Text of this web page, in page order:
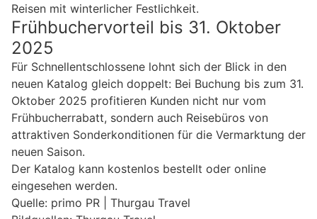
Reisen mit winterlicher Festlichkeit.
Frühbuchervorteil bis 31. Oktober
2025
Für Schnellentschlossene lohnt sich der Blick in den
neuen Katalog gleich doppelt: Bei Buchung bis zum 31.
Oktober 2025 profitieren Kunden nicht nur vom
Frühbucherrabatt, sondern auch Reisebüros von
attraktiven Sonderkonditionen für die Vermarktung der
neuen Saison.
Der Katalog kann kostenlos bestellt oder online
eingesehen werden.
Quelle: primo PR | Thurgau Travel